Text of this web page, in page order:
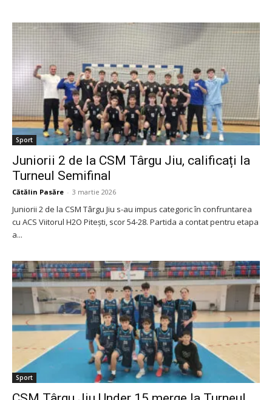
Sport
Juniorii 2 de la CSM Târgu Jiu, calificați la
Turneul Semifinal
Cătălin Pasăre - 3 martie 2026
Juniorii 2 de la CSM Târgu Jiu s-au impus categoric în confruntarea
cu ACS Viitorul H2O Pitești, scor 54-28. Partida a contat pentru etapa
a...
Sport